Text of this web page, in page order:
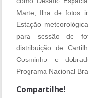
Marte, Ilha de fotos
Estação
para sessão de
distribuição de
Cosminho e
Programa Nacional
Compartilhe!